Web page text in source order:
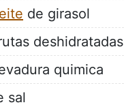
de girasol
deshidratadas
quimica
sal